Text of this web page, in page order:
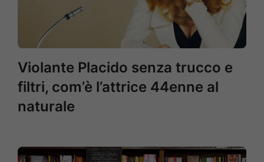
Violante Placido senza trucco e
filtri, com’è l’attrice 44enne al
naturale